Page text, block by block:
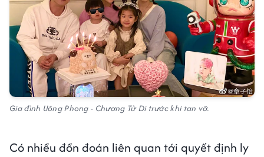
Gia đình Uông Phong - Chương Tử Di trước khi tan vỡ.
Có nhiều đồn đoán liên quan tới quyết định ly